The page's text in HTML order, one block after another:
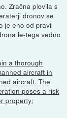
Zračna plovila s
dronov se
je eno od pravil
le-tega vedno
a thorough
aircraft in
aircraft. The
poses a risk
property;